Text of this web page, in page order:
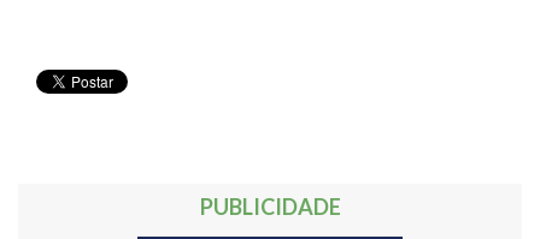
PUBLICIDADE